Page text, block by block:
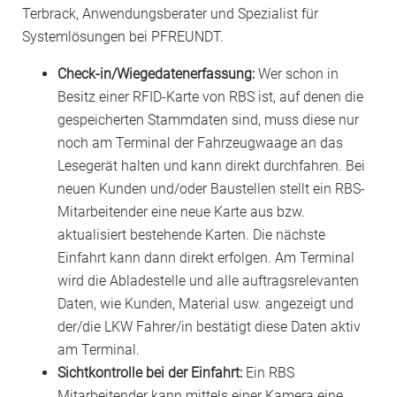
Terbrack, Anwendungsberater und Spezialist für
Systemlösungen bei PFREUNDT.
Check-in/Wiegedatenerfassung: Wer schon in
Besitz einer RFID-Karte von RBS ist, auf denen die
gespeicherten Stammdaten sind, muss diese nur
noch am Terminal der Fahrzeugwaage an das
Lesegerät halten und kann direkt durchfahren. Bei
neuen Kunden und/oder Baustellen stellt ein RBS-
Mitarbeitender eine neue Karte aus bzw.
aktualisiert bestehende Karten. Die nächste
Einfahrt kann dann direkt erfolgen. Am Terminal
wird die Abladestelle und alle auftragsrelevanten
Daten, wie Kunden, Material usw. angezeigt und
der/die LKW Fahrer/in bestätigt diese Daten aktiv
am Terminal.
Sichtkontrolle bei der Einfahrt: Ein RBS